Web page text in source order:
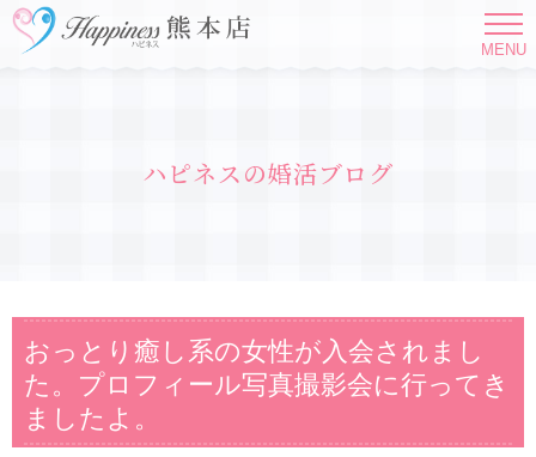
MENU
ハピネスの婚活ブログ
おっとり癒し系の女性が入会されまし
た。プロフィール写真撮影会に行ってき
ましたよ。